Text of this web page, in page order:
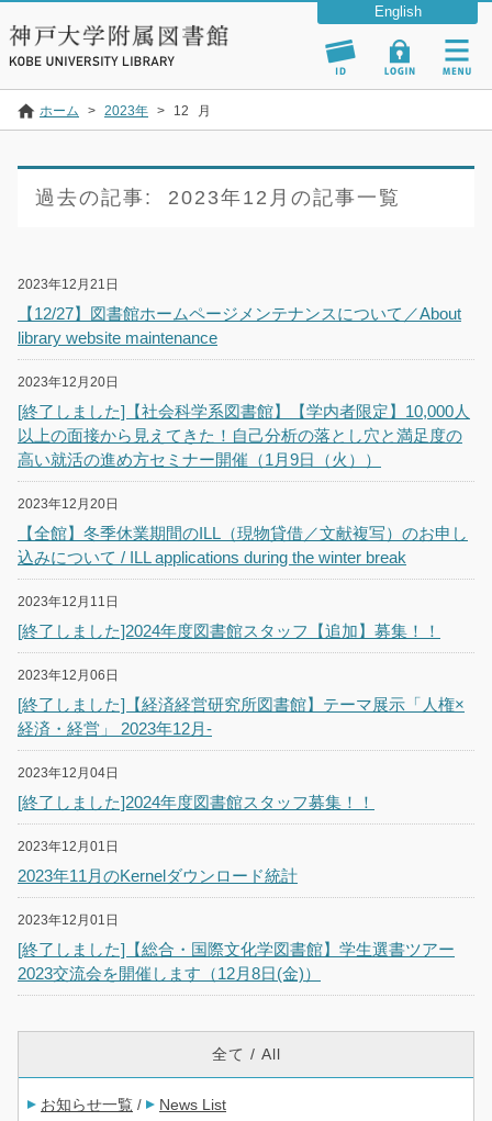
ホーム > 2023年 > 12 月
過去の記事: 2023年12月の記事一覧
2023年12月21日
【12/27】図書館ホームページメンテナンスについて／About
library website maintenance
2023年12月20日
[終了しました]【社会科学系図書館】【学内者限定】10,000人
以上の面接から見えてきた！自己分析の落とし穴と満足度の
高い就活の進め方セミナー開催（1月9日（火））
2023年12月20日
【全館】冬季休業期間のILL（現物貸借／文献複写）のお申し
込みについて / ILL applications during the winter break
2023年12月11日
[終了しました]2024年度図書館スタッフ【追加】募集！！
2023年12月06日
[終了しました]【経済経営研究所図書館】テーマ展示「人権×
経済・経営」 2023年12月-
2023年12月04日
[終了しました]2024年度図書館スタッフ募集！！
2023年12月01日
2023年11月のKernelダウンロード統計
2023年12月01日
[終了しました]【総合・国際文化学図書館】学生選書ツアー
2023交流会を開催します（12月8日(金)）
全て / All
お知らせ一覧 / News List